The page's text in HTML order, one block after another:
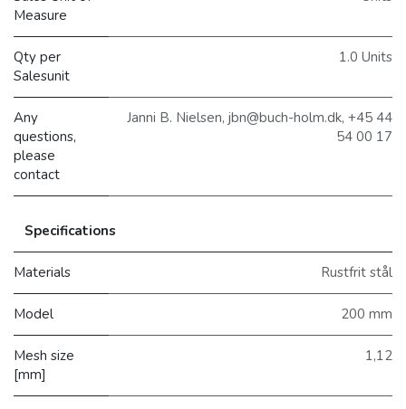
Measure
Qty per
Salesunit
1.0 Units
Any
questions,
please
contact
Janni B. Nielsen, jbn@buch-holm.dk, +45 44
54 00 17
Specifications
Materials Rustfrit stål
Model 200 mm
Mesh size
[mm]
1,12